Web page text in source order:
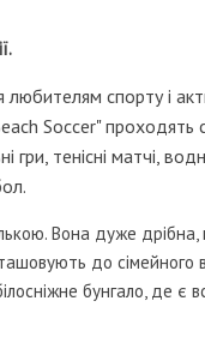
любителям спорту і
Soccer" проходять
гри, тенісні матчі,
Вона дуже
до сімейного
бунгало, де є